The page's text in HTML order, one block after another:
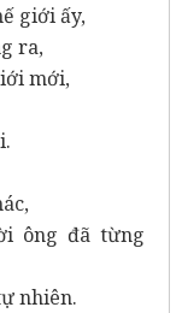
giới ấy,
ra,
mới,
ông đã từng
nhiên.